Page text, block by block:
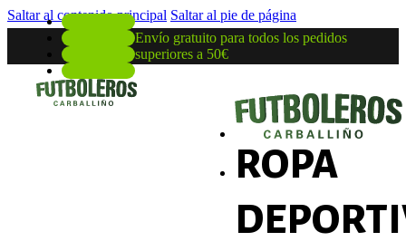
Saltar al contenido principal Saltar al pie de página
Envío gratuito para todos los pedidos
superiores a 50€
ROPA